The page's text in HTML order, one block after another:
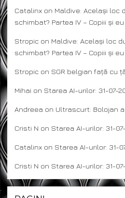
Catalinx on Maldive: Același loc
schimbat? Partea IV – Copiii și eu
Stropic on Maldive: Același loc
schimbat? Partea IV – Copiii și eu
Stropic on SGR belgian față cu
Mihai on Starea AI-urilor: 31-07-
Andreea on Ultrascurt: Bolojan
Cristi N on Starea AI-urilor: 31-
Catalinx on Starea AI-urilor: 31-
Cristi N on Starea AI-urilor: 31-